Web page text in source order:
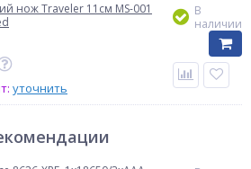
нож Traveler 11см MS-001
уточнить
В
наличии